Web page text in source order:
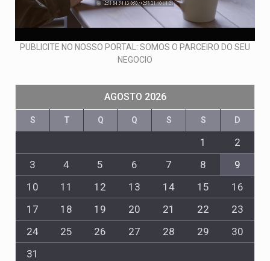
PUBLICITE NO NOSSO PORTAL: SOMOS O PARCEIRO DO SEU
NEGOCIO
AGOSTO 2026
S T Q Q S S D
1
2
3
4 5 6 7 8
9
10
11 12 13 14 15
16
17
18 19 20 21 22
23
24
25 26 27 28 29
30
31